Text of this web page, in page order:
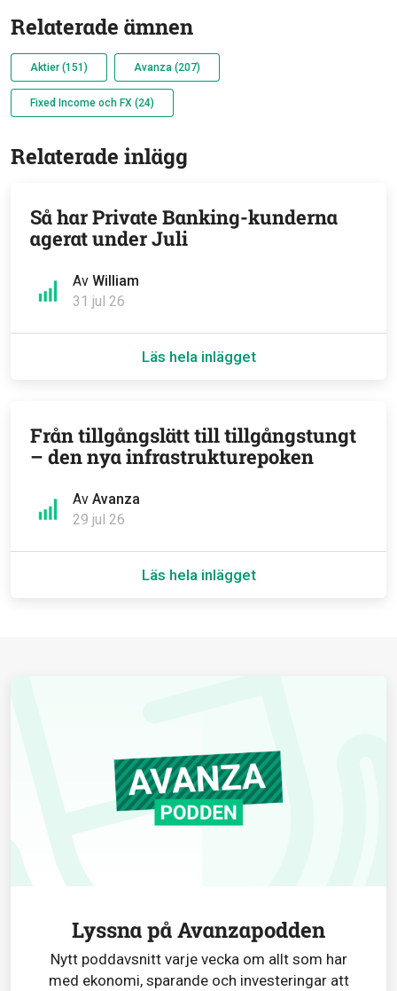
Relaterade ämnen
Aktier (151) Avanza (207)
Fixed Income och FX (24)
Relaterade inlägg
Av William
31 jul 26
Så har Private Banking-kunderna
agerat under Juli
Läs hela inlägget
Av Avanza
29 jul 26
Från tillgångslätt till tillgångstungt
– den nya infrastrukturepoken
Läs hela inlägget
Lyssna på Avanzapodden
Nytt poddavsnitt varje vecka om allt som har
med ekonomi, sparande och investeringar att